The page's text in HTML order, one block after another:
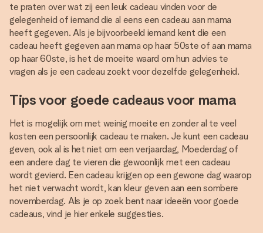
te praten over wat zij een leuk cadeau vinden voor de
gelegenheid of iemand die al eens een cadeau aan mama
heeft gegeven. Als je bijvoorbeeld iemand kent die een
cadeau heeft gegeven aan mama op haar 50ste of aan mama
op haar 60ste, is het de moeite waard om hun advies te
vragen als je een cadeau zoekt voor dezelfde gelegenheid.
Tips voor goede cadeaus voor mama
Het is mogelijk om met weinig moeite en zonder al te veel
kosten een persoonlijk cadeau te maken. Je kunt een cadeau
geven, ook al is het niet om een verjaardag, Moederdag of
een andere dag te vieren die gewoonlijk met een cadeau
wordt gevierd. Een cadeau krijgen op een gewone dag waarop
het niet verwacht wordt, kan kleur geven aan een sombere
novemberdag. Als je op zoek bent naar ideeën voor goede
cadeaus, vind je hier enkele suggesties.